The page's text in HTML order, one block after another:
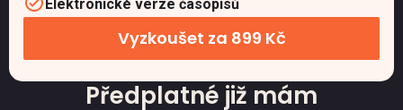
Elektronické verze časopisů
Vyzkoušet za 899 Kč
Předplatné již mám